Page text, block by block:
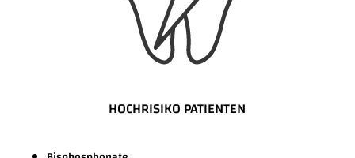
HOCHRISIKO PATIENTEN